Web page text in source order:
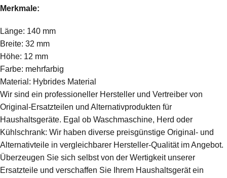
Merkmale:
Länge: 140 mm
Breite: 32 mm
Höhe: 12 mm
Farbe: mehrfarbig
Material: Hybrides Material
Wir sind ein professioneller Hersteller und Vertreiber von
Original-Ersatzteilen und Alternativprodukten für
Haushaltsgeräte. Egal ob Waschmaschine, Herd oder
Kühlschrank: Wir haben diverse preisgünstige Original- und
Alternativteile in vergleichbarer Hersteller-Qualität im Angebot.
Überzeugen Sie sich selbst von der Wertigkeit unserer
Ersatzteile und verschaffen Sie Ihrem Haushaltsgerät ein